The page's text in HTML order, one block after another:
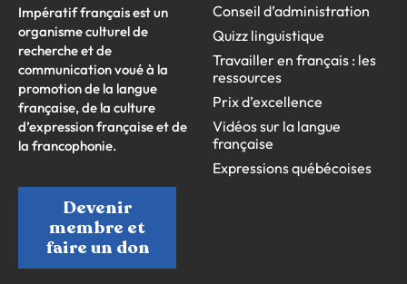
Impératif français est un
organisme culturel de
recherche et de
communication voué à la
promotion de la langue
française, de la culture
d’expression française et de
la francophonie.
Devenir
membre et
faire un don
Conseil d’administration
Quizz linguistique
Travailler en français : les
ressources
Prix d’excellence
Vidéos sur la langue
française
Expressions québécoises